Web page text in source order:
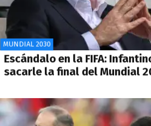
MUNDIAL 2030
Escándalo en la FIFA:
sacarle la final del Mundial